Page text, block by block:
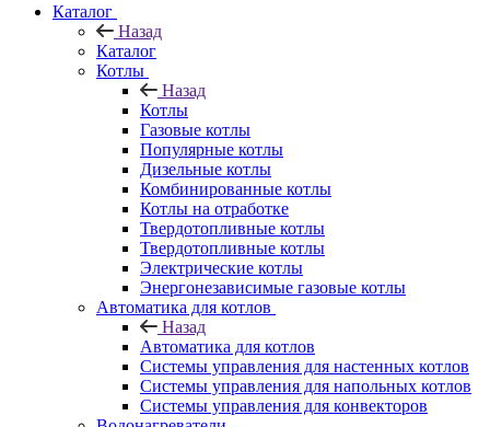
Каталог
Назад
Каталог
Котлы
Назад
Котлы
Газовые котлы
Популярные котлы
Дизельные котлы
Комбинированные котлы
Котлы на отработке
Твердотопливные котлы
Твердотопливные котлы
Электрические котлы
Энергонезависимые газовые котлы
Автоматика для котлов
Назад
Автоматика для котлов
Системы управления для настенных котлов
Системы управления для напольных котлов
Системы управления для конвекторов